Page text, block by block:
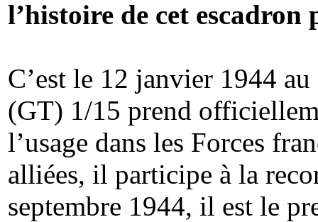
l’histoire de cet escadron
C’est le 12 janvier 1944
(GT) 1/15 prend
l’usage dans les Forces
alliées, il participe à la
septembre 1944, il est le